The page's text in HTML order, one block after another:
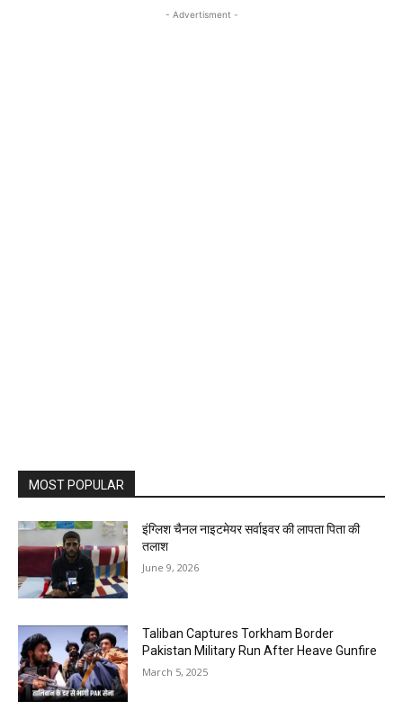
- Advertisment -
MOST POPULAR
इंग्लिश चैनल नाइटमेयर सर्वाइवर की लापता पिता की
तलाश
June 9, 2026
Taliban Captures Torkham Border
Pakistan Military Run After Heave Gunfire
March 5, 2025